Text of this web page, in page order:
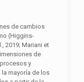
de cambios
(Higgins-
2019; Mariani et
de
y
mayoría de los